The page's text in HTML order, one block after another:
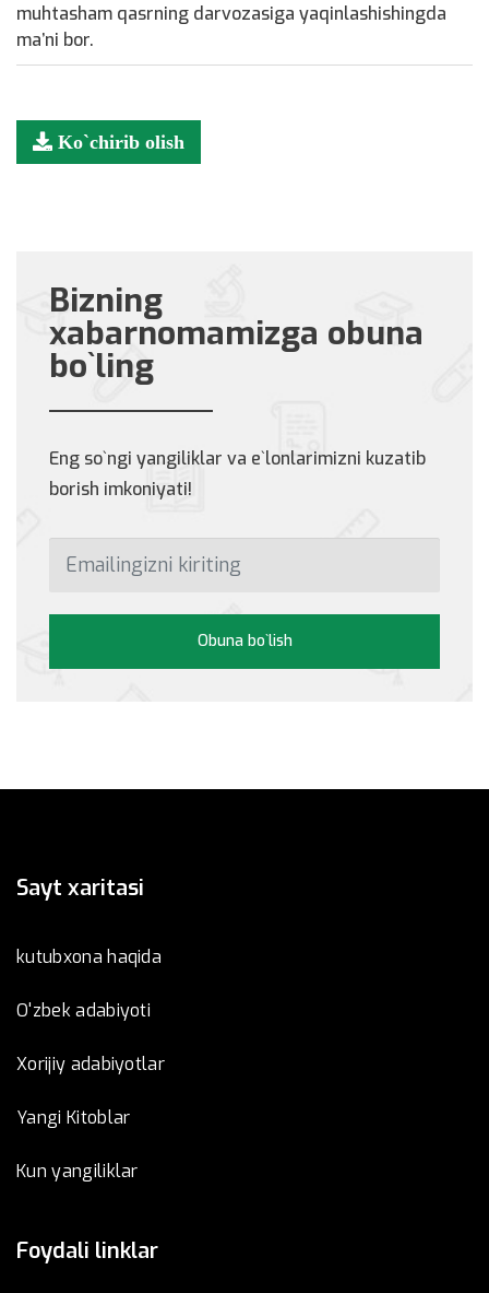
muhtasham qasrning darvozasiga yaqinlashishingda
ma’ni bor.
Ko`chirib olish
Bizning
xabarnomamizga obuna
bo`ling
Eng so`ngi yangiliklar va e`lonlarimizni kuzatib
borish imkoniyati!
Obuna bo`lish
Sayt xaritasi
kutubxona haqida
O'zbek adabiyoti
Xorijiy adabiyotlar
Yangi Kitoblar
Kun yangiliklar
Foydali linklar